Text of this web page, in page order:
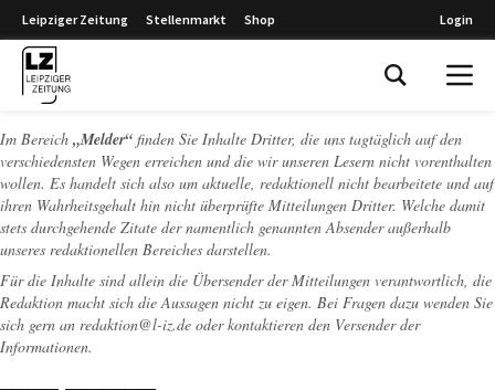
Leipziger Zeitung Stellenmarkt Shop Login
Im Bereich „Melder“ finden Sie Inhalte Dritter, die uns tagtäglich auf den
verschiedensten Wegen erreichen und die wir unseren Lesern nicht vorenthalten
wollen. Es handelt sich also um aktuelle, redaktionell nicht bearbeitete und auf
ihren Wahrheitsgehalt hin nicht überprüfte Mitteilungen Dritter. Welche damit
stets durchgehende Zitate der namentlich genannten Absender außerhalb
unseres redaktionellen Bereiches darstellen.
Für die Inhalte sind allein die Übersender der Mitteilungen verantwortlich, die
Redaktion macht sich die Aussagen nicht zu eigen. Bei Fragen dazu wenden Sie
sich gern an redaktion@l-iz.de oder kontaktieren den Versender der
Informationen.